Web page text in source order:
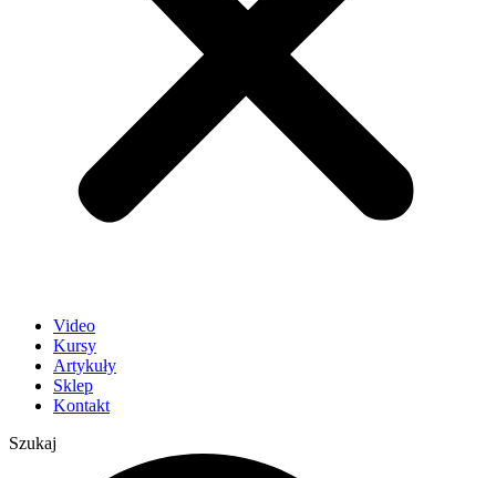
Video
Kursy
Artykuły
Sklep
Kontakt
Szukaj